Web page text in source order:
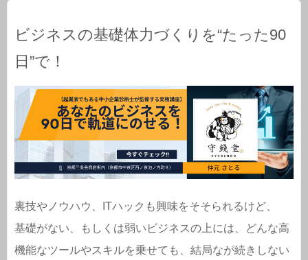
ビジネスの基礎体力づくりを“たった90
日”で！
裏技やノウハウ、ITハックも興味をそそられるけど、
基礎がない、もしくは弱いビジネスの上には、どんな高
機能なツールやスキルを乗せても、結局なが続きしない